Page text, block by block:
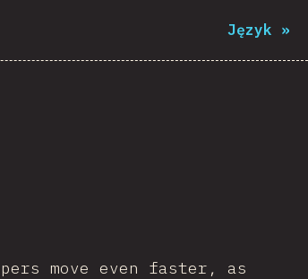
Język »
move even faster, as